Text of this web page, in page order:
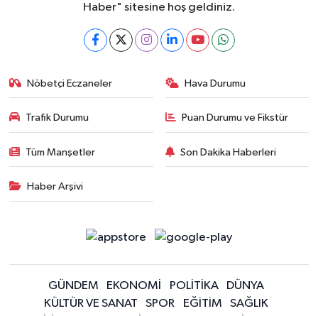
Haber" sitesine hoş geldiniz.
Nöbetçi Eczaneler Hava Durumu
Trafik Durumu Puan Durumu ve Fikstür
Tüm Manşetler Son Dakika Haberleri
Haber Arşivi
GÜNDEM EKONOMİ POLİTİKA
DÜNYA
KÜLTÜR VE SANAT
SPOR EĞİTİM
SAĞLIK